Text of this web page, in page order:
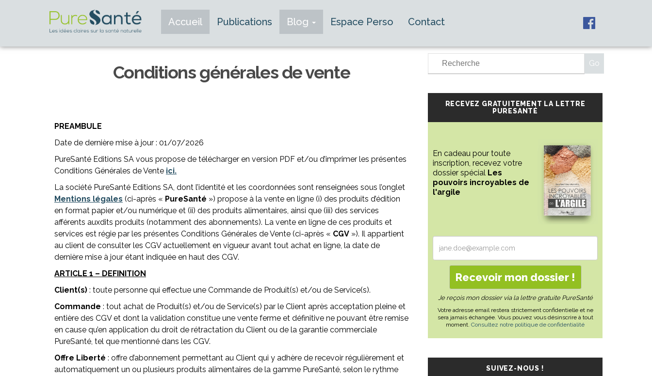
Accueil Publications Blog Espace Perso Contact
Conditions générales de vente
PREAMBULE
Date de dernière mise à jour : 01/07/2026
PureSanté Editions SA vous propose de télécharger en version PDF et/ou d’imprimer les présentes
Conditions Générales de Vente ici.
La société PureSanté Editions SA, dont l’identité et les coordonnées sont renseignées sous l’onglet
Mentions légales (ci-après « PureSanté ») propose à la vente en ligne (i) des produits d’édition
en format papier et/ou numérique et (ii) des produits alimentaires, ainsi que (iii) des services
afférents auxdits produits (notamment des abonnements). La vente en ligne de ces produits et
services est régie par les présentes Conditions Générales de Vente (ci-après « CGV »). Il appartient
au client de consulter les CGV actuellement en vigueur avant tout achat en ligne, la date de
dernière mise à jour étant indiquée en haut des CGV.
ARTICLE 1 – DEFINITION
Client(s) : toute personne qui effectue une Commande de Produit(s) et/ou de Service(s).
Commande : tout achat de Produit(s) et/ou de Service(s) par le Client après acceptation pleine et
entière des CGV et dont la validation constitue une vente ferme et définitive ne pouvant être remise
en cause qu’en application du droit de rétractation du Client ou de la garantie commerciale
PureSanté, tel que mentionné dans les CGV.
Offre Liberté : offre d’abonnement permettant au Client qui y adhère de recevoir régulièrement et
automatiquement un ou plusieurs produits alimentaires de la gamme PureSanté, selon le rythme
RECEVEZ GRATUITEMENT LA LETTRE
PURESANTÉ
En cadeau pour toute
inscription, recevez votre
dossier spécial Les
pouvoirs incroyables de
l'argile
Je reçois mon dossier via la lettre gratuite PureSanté
Votre adresse email restera strictement confidentielle et ne
sera jamais échangée. Vous pouvez vous désinscrire à tout
moment. Consultez notre politique de confidentialité
SUIVEZ-NOUS !